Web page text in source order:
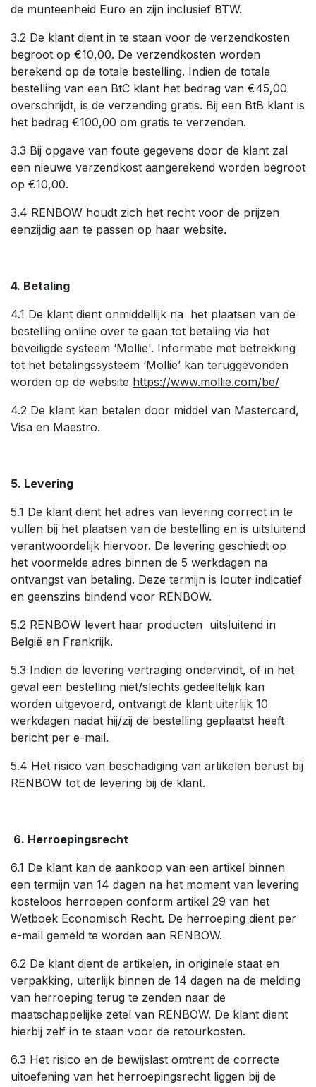
de munteenheid Euro en zijn inclusief BTW.
3.2 De klant dient in te staan voor de verzendkosten
begroot op €10,00. De verzendkosten worden
berekend op de totale bestelling. Indien de totale
bestelling van een BtC klant het bedrag van €45,00
overschrijdt, is de verzending gratis. Bij een BtB klant is
het bedrag €100,00 om gratis te verzenden.
3.3 Bij opgave van foute gegevens door de klant zal
een nieuwe verzendkost aangerekend worden begroot
op €10,00.
3.4 RENBOW houdt zich het recht voor de prijzen
eenzijdig aan te passen op haar website.
4. Betaling
4.1 De klant dient onmiddellijk na het plaatsen van de
bestelling online over te gaan tot betaling via het
beveiligde systeem ‘Mollie'. Informatie met betrekking
tot het betalingssysteem ‘Mollie’ kan teruggevonden
worden op de website https://www.mollie.com/be/
4.2 De klant kan betalen door middel van Mastercard,
Visa en Maestro.
5. Levering
5.1 De klant dient het adres van levering correct in te
vullen bij het plaatsen van de bestelling en is uitsluitend
verantwoordelijk hiervoor. De levering geschiedt op
het voormelde adres binnen de 5 werkdagen na
ontvangst van betaling. Deze termijn is louter indicatief
en geenszins bindend voor RENBOW.
5.2 RENBOW levert haar producten uitsluitend in
België en Frankrijk.
5.3 Indien de levering vertraging ondervindt, of in het
geval een bestelling niet/slechts gedeeltelijk kan
worden uitgevoerd, ontvangt de klant uiterlijk 10
werkdagen nadat hij/zij de bestelling geplaatst heeft
bericht per e-mail.
5.4 Het risico van beschadiging van artikelen berust bij
RENBOW tot de levering bij de klant.
6. Herroepingsrecht
6.1 De klant kan de aankoop van een artikel binnen
een termijn van 14 dagen na het moment van levering
kosteloos herroepen conform artikel 29 van het
Wetboek Economisch Recht. De herroeping dient per
e-mail gemeld te worden aan RENBOW.
6.2 De klant dient de artikelen, in originele staat en
verpakking, uiterlijk binnen de 14 dagen na de melding
van herroeping terug te zenden naar de
maatschappelijke zetel van RENBOW. De klant dient
hierbij zelf in te staan voor de retourkosten.
6.3 Het risico en de bewijslast omtrent de correcte
uitoefening van het herroepingsrecht liggen bij de